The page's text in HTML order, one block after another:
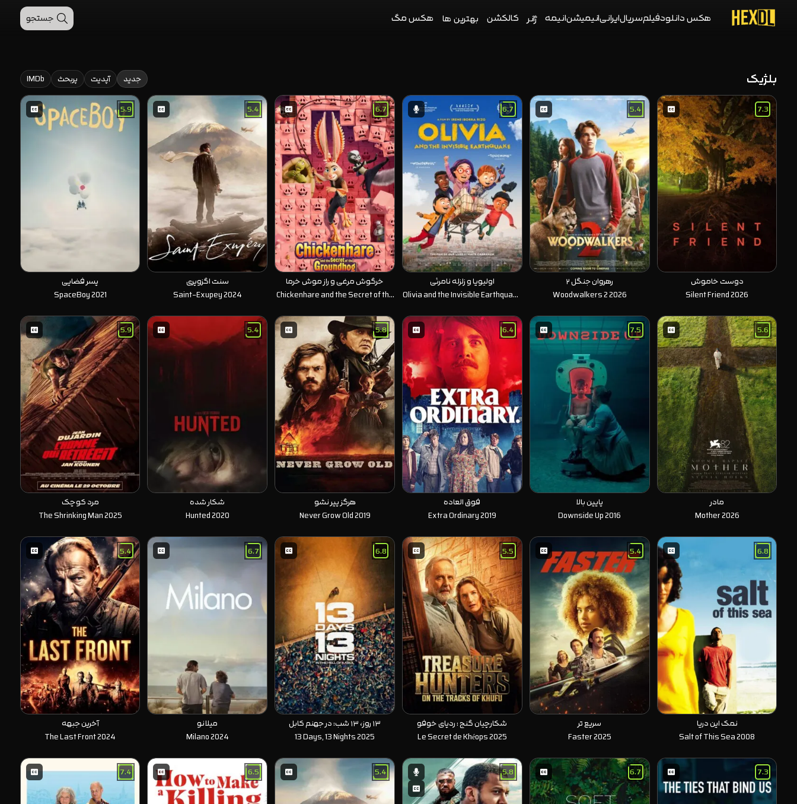
هکس دانلودفیلمسریالایرانیانیمیشنانیمه ژانر کالکشن بهترین ها هکس مگ جستجو
بلژیک جدید آپدیت پربحث IMDb
7.3
دوست خاموش
Silent Friend 2026
5.4
رهروان جنگل ۲
Woodwalkers 2 2026
6.7
اولیویا و زلزله نامرئی
Olivia and the Invisible Earthquake
2025
6.7
خرگوش مرغی و راز موش خرما
Chickenhare and the Secret of the
Groundhog 2025
5.4
سنت اگزوپری
Saint-Exupey 2024
5.9
پسر فضایی
SpaceBoy 2021
5.6
مادر
Mother 2026
7.5
پایین بالا
Downside Up 2016
6.4
فوق العاده
Extra Ordinary 2019
5.8
هرگز پیر نشو
Never Grow Old 2019
5.4
شکار شده
Hunted 2020
5.9
مرد کوچک
The Shrinking Man 2025
6.8
نمک این دریا
Salt of This Sea 2008
5.4
سریع تر
Faster 2025
5.5
شکارچیان گنج : ردپای خوفو
Le Secret de Khéops 2025
6.8
۱۳ روز، ۱۳ شب: در جهنم کابل
13 Days, 13 Nights 2025
6.7
میلانو
Milano 2024
5.4
آخرین جبهه
The Last Front 2024
7.3
6.7
5.8
5.4
6.5
7.4